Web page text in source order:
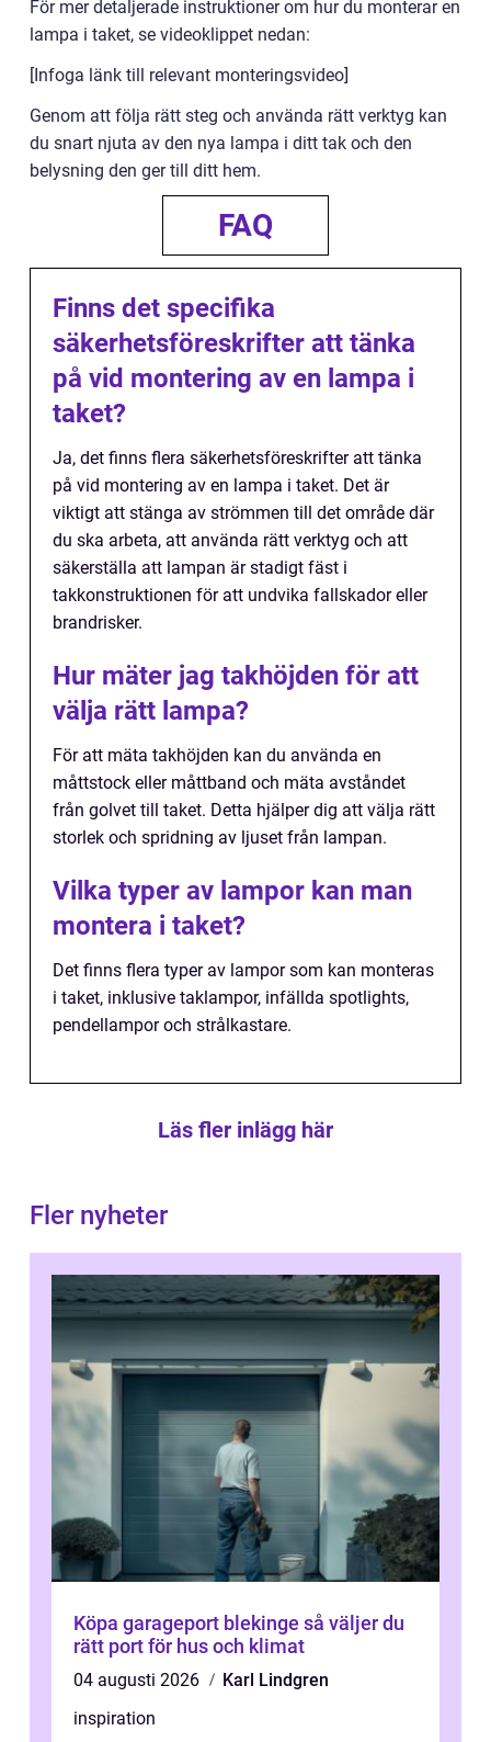
För mer detaljerade instruktioner om hur du monterar en
lampa i taket, se videoklippet nedan:
[Infoga länk till relevant monteringsvideo]
Genom att följa rätt steg och använda rätt verktyg kan
du snart njuta av den nya lampa i ditt tak och den
belysning den ger till ditt hem.
FAQ
Finns det specifika
säkerhetsföreskrifter att tänka
på vid montering av en lampa i
taket?
Ja, det finns flera säkerhetsföreskrifter att tänka
på vid montering av en lampa i taket. Det är
viktigt att stänga av strömmen till det område där
du ska arbeta, att använda rätt verktyg och att
säkerställa att lampan är stadigt fäst i
takkonstruktionen för att undvika fallskador eller
brandrisker.
Hur mäter jag takhöjden för att
välja rätt lampa?
För att mäta takhöjden kan du använda en
måttstock eller måttband och mäta avståndet
från golvet till taket. Detta hjälper dig att välja rätt
storlek och spridning av ljuset från lampan.
Vilka typer av lampor kan man
montera i taket?
Det finns flera typer av lampor som kan monteras
i taket, inklusive taklampor, infällda spotlights,
pendellampor och strålkastare.
Läs fler inlägg här
Fler nyheter
Köpa garageport blekinge så väljer du
rätt port för hus och klimat
04 augusti 2026
Karl Lindgren
inspiration